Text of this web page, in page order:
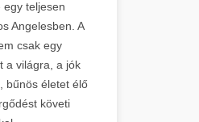
egy teljesen
Angelesben. A
csak egy
a világra, a jók
bűnös életet élő
követi